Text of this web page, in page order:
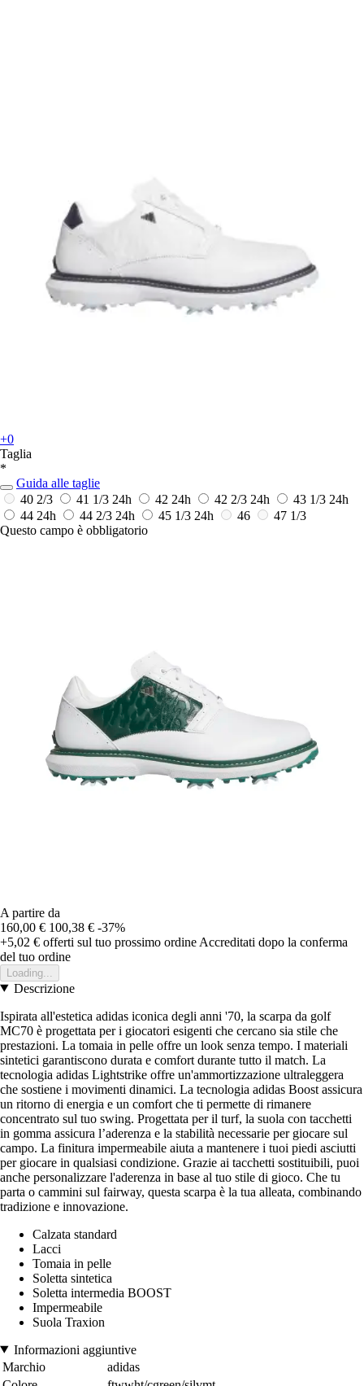
+0
Taglia
*
Guida alle taglie
40 2/3
41 1/3 24h 42 24h 42 2/3 24h 43 1/3 24h
44 24h 44 2/3 24h 45 1/3 24h 46
47 1/3
Questo campo è obbligatorio
A partire da
160,00 € 100,38 € -37%
+5,02 € offerti sul tuo prossimo ordine Accreditati dopo la conferma
del tuo ordine
Loading...
Descrizione
Ispirata all'estetica adidas iconica degli anni '70, la scarpa da golf
MC70 è progettata per i giocatori esigenti che cercano sia stile che
prestazioni. La tomaia in pelle offre un look senza tempo. I materiali
sintetici garantiscono durata e comfort durante tutto il match. La
tecnologia adidas Lightstrike offre un'ammortizzazione ultraleggera
che sostiene i movimenti dinamici. La tecnologia adidas Boost assicura
un ritorno di energia e un comfort che ti permette di rimanere
concentrato sul tuo swing. Progettata per il turf, la suola con tacchetti
in gomma assicura l’aderenza e la stabilità necessarie per giocare sul
campo. La finitura impermeabile aiuta a mantenere i tuoi piedi asciutti
per giocare in qualsiasi condizione. Grazie ai tacchetti sostituibili, puoi
anche personalizzare l'aderenza in base al tuo stile di gioco. Che tu
parta o cammini sul fairway, questa scarpa è la tua alleata, combinando
tradizione e innovazione.
Calzata standard
Lacci
Tomaia in pelle
Soletta sintetica
Soletta intermedia BOOST
Impermeabile
Suola Traxion
Informazioni aggiuntive
Marchio
adidas